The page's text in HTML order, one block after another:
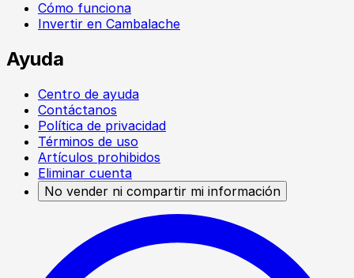
Cómo funciona
Invertir en Cambalache
Ayuda
Centro de ayuda
Contáctanos
Política de privacidad
Términos de uso
Artículos prohibidos
Eliminar cuenta
No vender ni compartir mi información